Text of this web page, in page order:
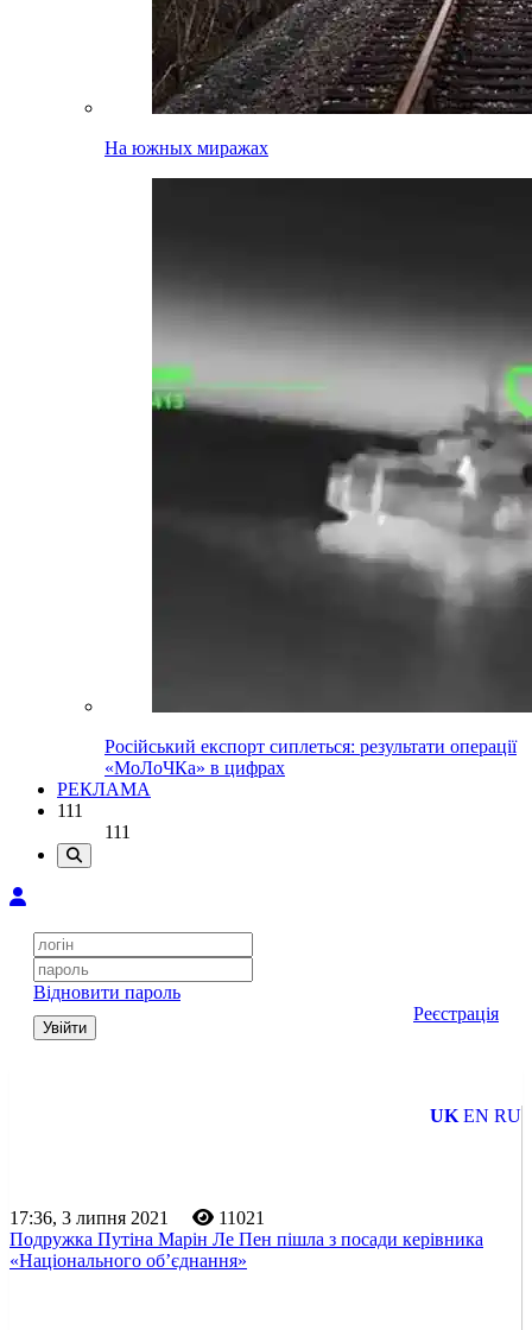
На южных миражах
Російський експорт сиплеться: результати операції
«МоЛоЧКа» в цифрах
РЕКЛАМА
111
111
Відновити пароль
Увійти
Реєстрація
UK EN RU
17:36, 3 липня 2021
11021
Подружка Путіна Марін Ле Пен пішла з посади керівника
«Національного обʼєднання»